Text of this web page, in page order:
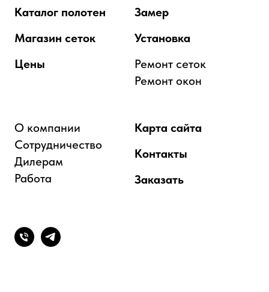
Каталог полотен
Магазин сеток
Цены
Замер
Установка
Ремонт сеток
Ремонт окон
О компании
Сотрудничество
Дилерам
Работа
Карта сайта
Контакты
Заказать